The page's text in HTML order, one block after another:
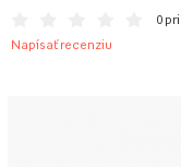
0 pri
Napísať recenziu